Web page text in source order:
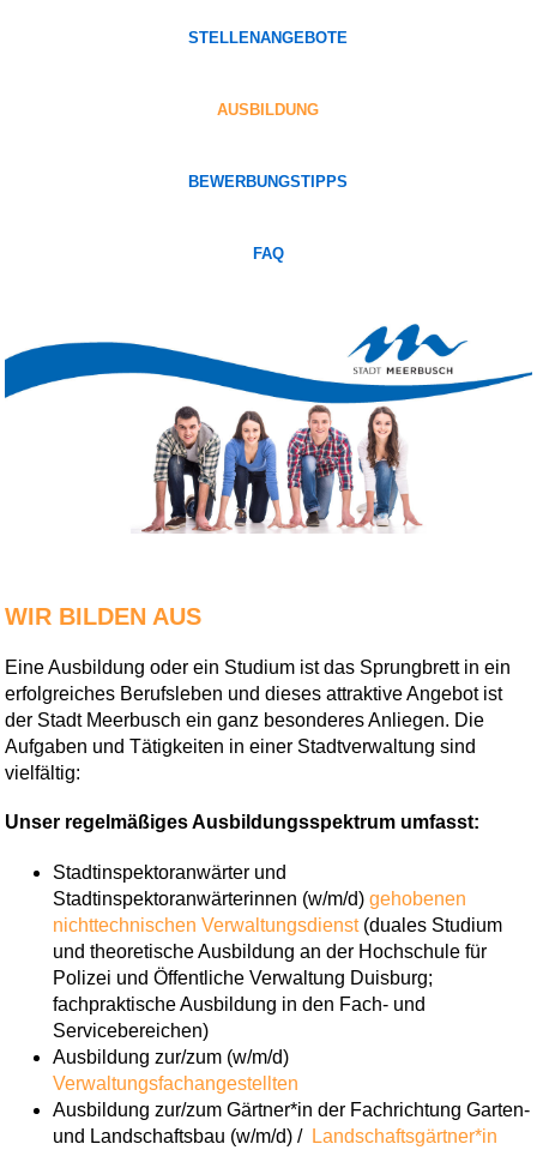
STELLENANGEBOTE
AUSBILDUNG
BEWERBUNGSTIPPS
FAQ
WIR BILDEN AUS
Eine Ausbildung oder ein Studium ist das Sprungbrett in ein
erfolgreiches Berufsleben und dieses attraktive Angebot ist
der Stadt Meerbusch ein ganz besonderes Anliegen. Die
Aufgaben und Tätigkeiten in einer Stadtverwaltung sind
vielfältig:
Unser regelmäßiges Ausbildungsspektrum umfasst:
Stadtinspektoranwärter und
Stadtinspektoranwärterinnen (w/m/d)gehobenen
nichttechnischen Verwaltungsdienst(duales Studium
und theoretische Ausbildung an der Hochschule für
Polizei und Öffentliche Verwaltung Duisburg;
fachpraktische Ausbildung in den Fach- und
Servicebereichen)
Ausbildung zur/zum (w/m/d)
Verwaltungsfachangestellten
Ausbildung zur/zum Gärtner*in der Fachrichtung Garten-
und Landschaftsbau (w/m/d) / Landschaftsgärtner*in